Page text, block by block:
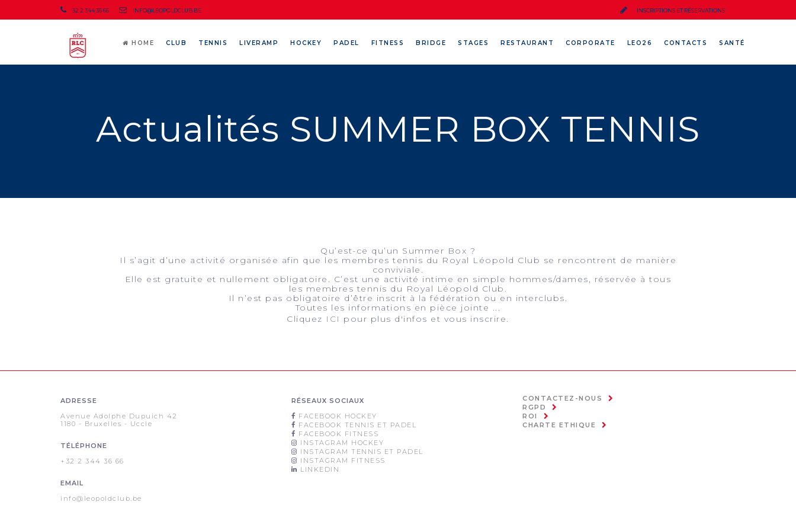
32 2 344 36 66 INFO@LEOPOLDCLUB.BE INSCRIPTIONS ET RÉSERVATIONS
HOME CLUB TENNIS LIVERAMP HOCKEY PADEL FITNESS BRIDGE STAGES RESTAURANT CORPORATE LEO26 CONTACTS SANTÉ
Actualités SUMMER BOX TENNIS
Qu’est-ce qu’un Summer Box ?
Il s’agit d’une activité organisée afin que les membres tennis du Royal Léopold Club se rencontrent de manière
conviviale.
Elle est gratuite et nullement obligatoire. C’est une activité intime en simple hommes/dames, réservée à tous
les membres tennis du Royal Léopold Club.
Il n’est pas obligatoire d’être inscrit à la fédération ou en interclubs.
Toutes les informations en pièce jointe ...
Cliquez ICI pour plus d'infos et vous inscrire.
ADRESSE
Avenue Adolphe Dupuich 42
1180 - Bruxelles - Uccle
TÉLÉPHONE
+32 2 344 36 66
EMAIL
info@leopoldclub.be
RÉSEAUX SOCIAUX
FACEBOOK HOCKEY
FACEBOOK TENNIS ET PADEL
FACEBOOK FITNESS
INSTAGRAM HOCKEY
INSTAGRAM TENNIS ET PADEL
INSTAGRAM FITNESS
LINKEDIN
CONTACTEZ-NOUS
RGPD
ROI
CHARTE ETHIQUE